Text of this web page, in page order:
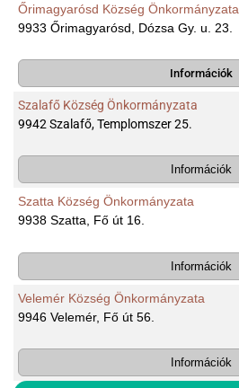
Őrimagyarósd Község Önkormányzata
9933 Őrimagyarósd, Dózsa Gy. u. 23.
Információk
Szalafő Község Önkormányzata
9942 Szalafő, Templomszer 25.
Információk
Szatta Község Önkormányzata
9938 Szatta, Fő út 16.
Információk
Velemér Község Önkormányzata
9946 Velemér, Fő út 56.
Információk